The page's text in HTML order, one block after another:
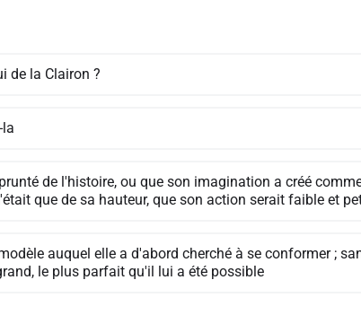
de la Clairon ?
de l'histoire, ou que son imagination a créé
que de sa hauteur, que son action serait faible et
auquel elle a d'abord cherché à se conformer ;
le plus parfait qu'il lui a été possible